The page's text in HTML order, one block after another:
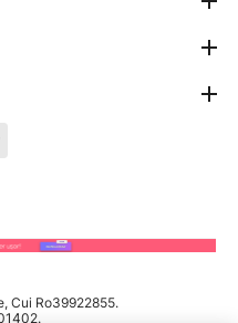
Cui Ro39922855.